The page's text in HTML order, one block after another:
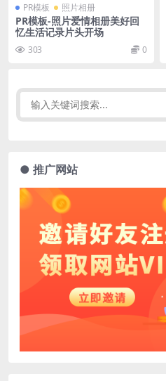
PR模板 照片相册
PR模板-照片爱情相册美好回
忆生活记录片头开场
303 0
● 推广网站